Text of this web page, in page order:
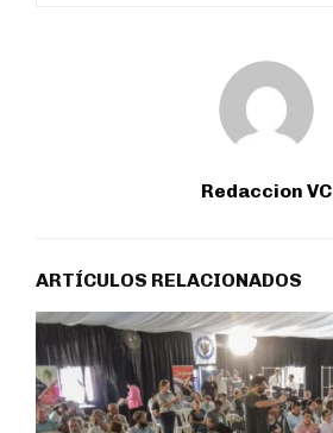
Redaccion VC
ARTÍCULOS RELACIONADOS